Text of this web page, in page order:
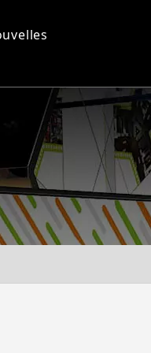
questions - réponses
Présentation du produit